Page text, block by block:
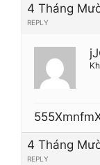
4 Tháng
REPLY
4 Tháng
REPLY